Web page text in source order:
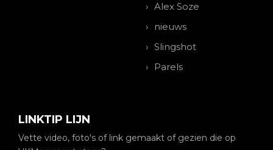
Alex Soze
nieuws
Slingshot
Parels
LINKTIP LIJN
Vette video, foto's of link gemaakt of gezien die op